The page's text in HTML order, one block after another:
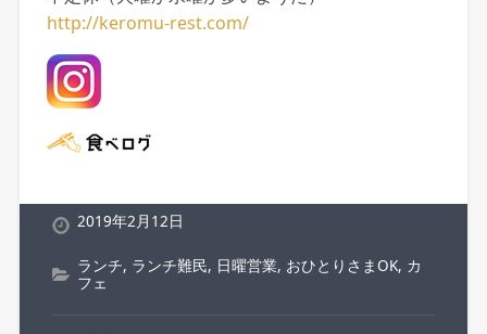
http://keromu-rest.com/
2019年2月12日
ランチ, ランチ難民, 日曜営業, おひとりさまOK, カ
フェ